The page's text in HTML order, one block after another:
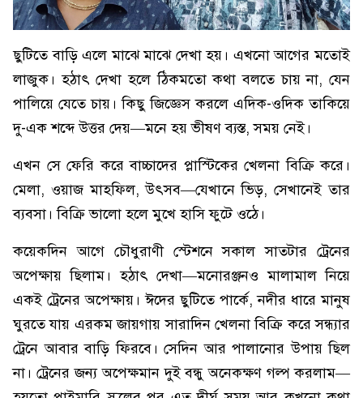
ছুটিতে বাড়ি এলে মাঝে মাঝে দেখা হয়। এখনো আগের মতোই
লাজুক। হঠাৎ দেখা হলে ঠিকমতো কথা বলতে চায় না, যেন
পালিয়ে যেতে চায়। কিছু জিজ্ঞেস করলে এদিক-ওদিক তাকিয়ে
দু-এক শব্দে উত্তর দেয়—মনে হয় ভীষণ ব্যস্ত, সময় নেই।
এখন সে ফেরি করে বাচ্চাদের প্লাস্টিকের খেলনা বিক্রি করে।
মেলা, ওয়াজ মাহফিল, উৎসব—যেখানে ভিড়, সেখানেই তার
ব্যবসা। বিক্রি ভালো হলে মুখে হাসি ফুটে ওঠে।
কয়েকদিন আগে চৌধুরাণী স্টেশনে সকাল সাতটার ট্রেনের
অপেক্ষায় ছিলাম। হঠাৎ দেখা—মনোরঞ্জনও মালামাল নিয়ে
একই ট্রেনের অপেক্ষায়। ঈদের ছুটিতে পার্কে, নদীর ধারে মানুষ
ঘুরতে যায় এরকম জায়গায় সারাদিন খেলনা বিক্রি করে সন্ধ্যার
ট্রেনে আবার বাড়ি ফিরবে। সেদিন আর পালানোর উপায় ছিল
না। ট্রেনের জন্য অপেক্ষমান দুই বন্ধু অনেকক্ষণ গল্প করলাম—